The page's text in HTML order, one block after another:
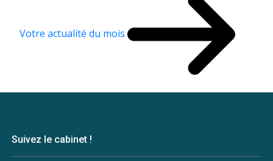
Votre actualité du mois
Suivez le cabinet !